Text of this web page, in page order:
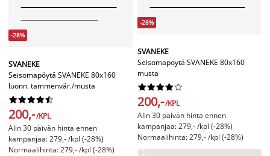
-28%
SVANEKE
Seisomapöytä SVANEKE 80x160
luonn. tammenvär./musta






200,-/KPL
Alin 30 päivän hinta ennen
kampanjaa: 279,- /kpl (-28%)
Normaalihinta: 279,- /kpl (-28%)
-28%
SVANEKE
Seisomapöytä SVANEKE 80x160
musta






200,-/KPL
Alin 30 päivän hinta ennen
kampanjaa: 279,- /kpl (-28%)
Normaalihinta: 279,- /kpl (-28%)